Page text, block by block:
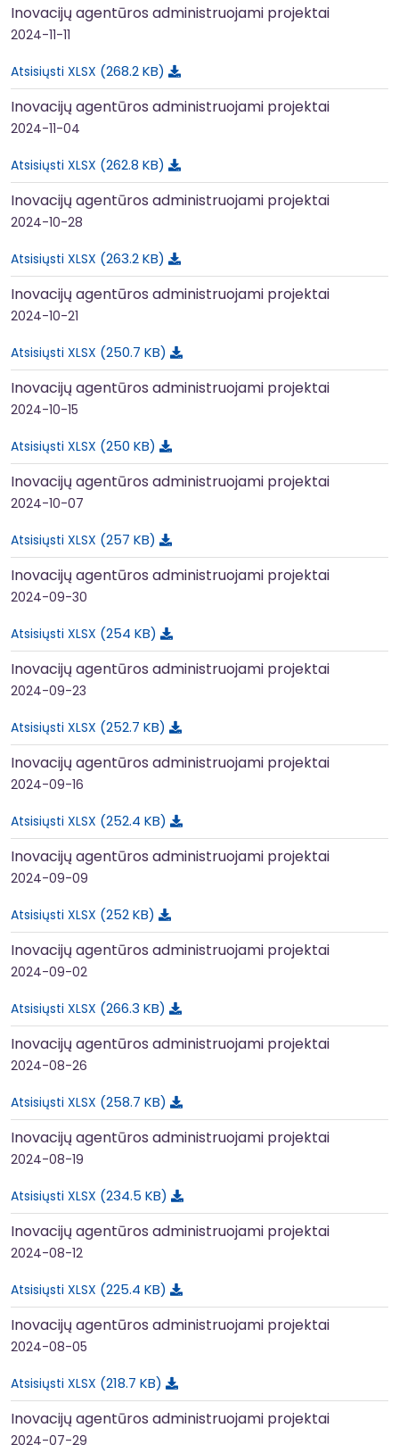
Inovacijų agentūros administruojami projektai
2024-11-11
Atsisiųsti XLSX 268.2 KB
Inovacijų agentūros administruojami projektai
2024-11-04
Atsisiųsti XLSX 262.8 KB
Inovacijų agentūros administruojami projektai
2024-10-28
Atsisiųsti XLSX 263.2 KB
Inovacijų agentūros administruojami projektai
2024-10-21
Atsisiųsti XLSX 250.7 KB
Inovacijų agentūros administruojami projektai
2024-10-15
Atsisiųsti XLSX 250 KB
Inovacijų agentūros administruojami projektai
2024-10-07
Atsisiųsti XLSX 257 KB
Inovacijų agentūros administruojami projektai
2024-09-30
Atsisiųsti XLSX 254 KB
Inovacijų agentūros administruojami projektai
2024-09-23
Atsisiųsti XLSX 252.7 KB
Inovacijų agentūros administruojami projektai
2024-09-16
Atsisiųsti XLSX 252.4 KB
Inovacijų agentūros administruojami projektai
2024-09-09
Atsisiųsti XLSX 252 KB
Inovacijų agentūros administruojami projektai
2024-09-02
Atsisiųsti XLSX 266.3 KB
Inovacijų agentūros administruojami projektai
2024-08-26
Atsisiųsti XLSX 258.7 KB
Inovacijų agentūros administruojami projektai
2024-08-19
Atsisiųsti XLSX 234.5 KB
Inovacijų agentūros administruojami projektai
2024-08-12
Atsisiųsti XLSX 225.4 KB
Inovacijų agentūros administruojami projektai
2024-08-05
Atsisiųsti XLSX 218.7 KB
Inovacijų agentūros administruojami projektai
2024-07-29